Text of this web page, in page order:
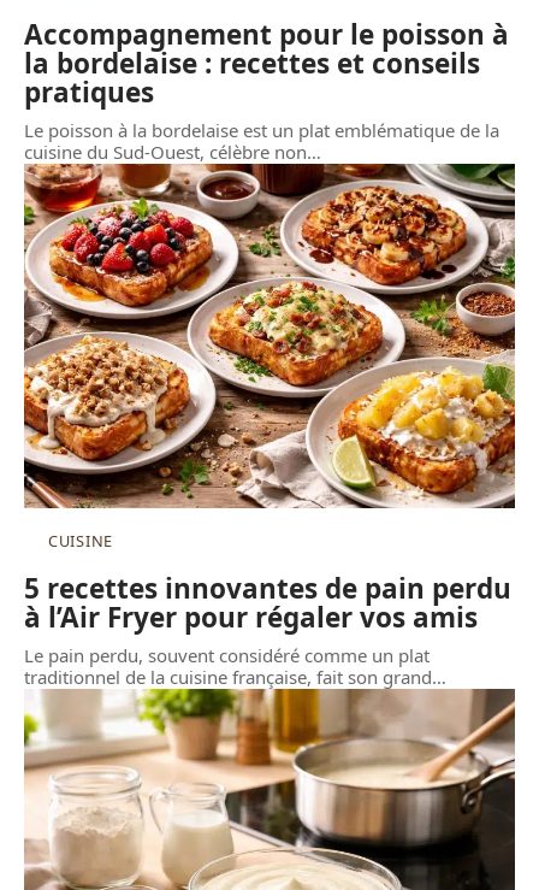
Accompagnement pour le poisson à
la bordelaise : recettes et conseils
pratiques
Le poisson à la bordelaise est un plat emblématique de la
cuisine du Sud-Ouest, célèbre non…
CUISINE
5 recettes innovantes de pain perdu
à l’Air Fryer pour régaler vos amis
Le pain perdu, souvent considéré comme un plat
traditionnel de la cuisine française, fait son grand…